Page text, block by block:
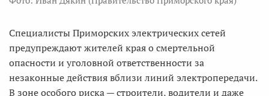
Специалисты Приморских электрических сетей
предупреждают жителей края о смертельной
опасности и уголовной ответственности за
незаконные действия вблизи линий электропередачи.
В зоне особого риска — строители, водители и даже